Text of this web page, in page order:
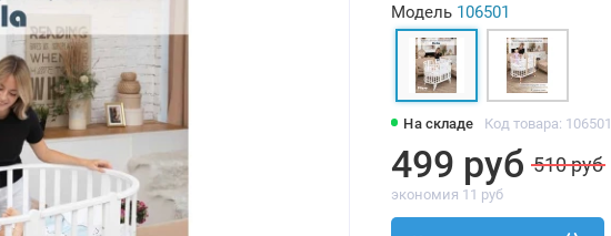
На складе Код товара: 106501
499 руб 510 руб
экономия 11 руб
Модель 106501